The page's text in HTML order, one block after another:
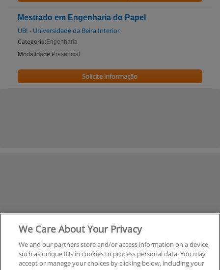
Mestrado em Engenharia do Papel
UBI - Universidade da Beira Interior
Categoria: Engenharia
Modalidade: Presencial
Solicite informação
We Care About Your Privacy
We and our partners store and/or access information on a device,
such as unique IDs in cookies to process personal data. You may
accept or manage your choices by clicking below, including your